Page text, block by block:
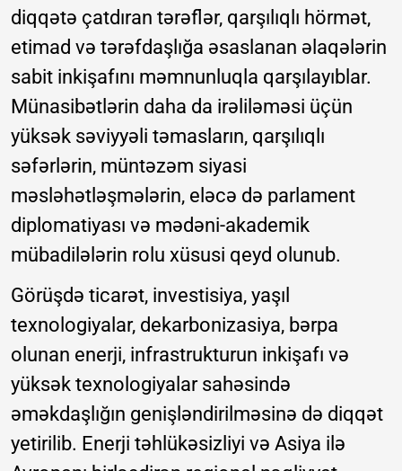
diqqətə çatdıran tərəflər, qarşılıqlı hörmət,
etimad və tərəfdaşlığa əsaslanan əlaqələrin
sabit inkişafını məmnunluqla qarşılayıblar.
Münasibətlərin daha da irəliləməsi üçün
yüksək səviyyəli təmasların, qarşılıqlı
səfərlərin, müntəzəm siyasi
məsləhətləşmələrin, eləcə də parlament
diplomatiyası və mədəni-akademik
mübadilələrin rolu xüsusi qeyd olunub.
Görüşdə ticarət, investisiya, yaşıl
texnologiyalar, dekarbonizasiya, bərpa
olunan enerji, infrastrukturun inkişafı və
yüksək texnologiyalar sahəsində
əməkdaşlığın genişləndirilməsinə də diqqət
yetirilib. Enerji təhlükəsizliyi və Asiya ilə